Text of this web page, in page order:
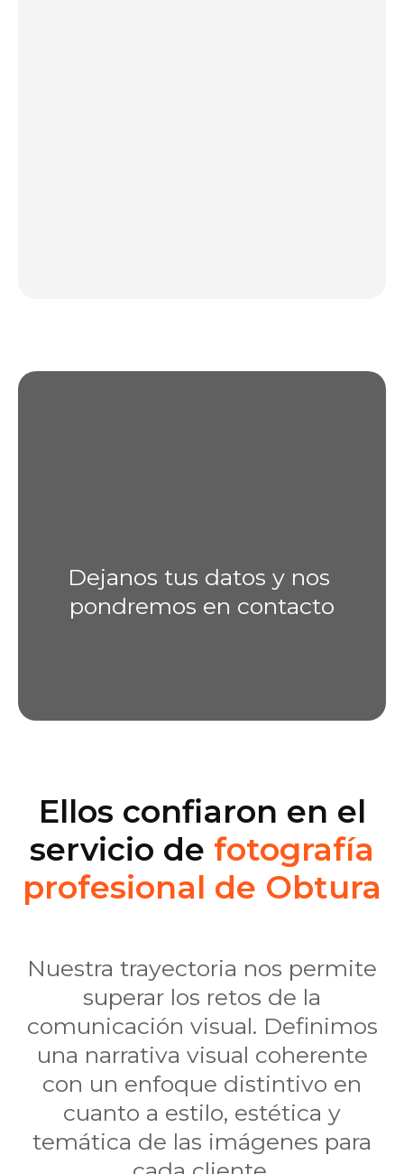
Ellos confiaron en el
servicio de fotografía
profesional de Obtura
Nuestra trayectoria nos permite
superar los retos de la
comunicación visual. Definimos
una narrativa visual coherente
con un enfoque distintivo en
cuanto a estilo, estética y
temática de las imágenes para